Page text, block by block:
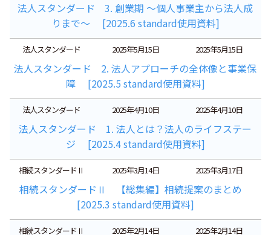
法人スタンダード 3. 創業期 ～個人事業主から法人成
りまで～ [2025.6 standard使用資料]
法人スタンダード 2025年5月15日 2025年5月15日
法人スタンダード 2. 法人アプローチの全体像と事業保
障 [2025.5 standard使用資料]
法人スタンダード 2025年4月10日 2025年4月10日
法人スタンダード 1. 法人とは？法人のライフステー
ジ [2025.4 standard使用資料]
相続スタンダードⅡ 2025年3月14日 2025年3月17日
相続スタンダードⅡ 【総集編】相続提案のまとめ
[2025.3 standard使用資料]
相続スタンダードⅡ 2025年2月14日 2025年2月14日